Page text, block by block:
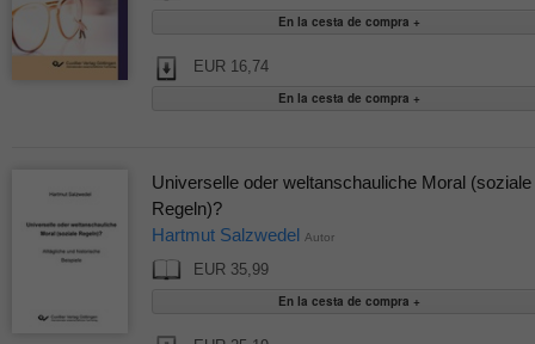
EUR 16,74
Universelle oder weltanschauliche Moral (soziale
Regeln)?
Hartmut Salzwedel Autor
EUR 35,99